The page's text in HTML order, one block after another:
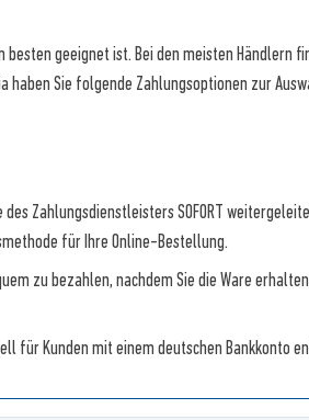
geeignet ist. Bei den meisten Händlern
Sie folgende Zahlungsoptionen zur
Zahlungsdienstleisters SOFORT
für Ihre Online-Bestellung.
zu bezahlen, nachdem Sie die Ware
für Kunden mit einem deutschen Bankkonto